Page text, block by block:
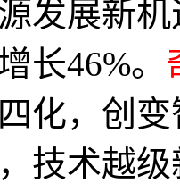
发展新
长46%。
化，创
技术越